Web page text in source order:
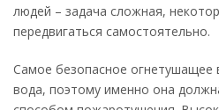
людей – задача сложная,
передвигаться самостоятельно.
Самое безопасное огнетушащее
вода, поэтому именно она